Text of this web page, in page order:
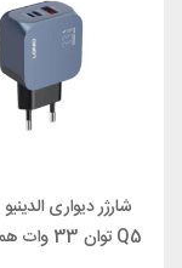
Q5 توان 33 وات همراه با کابل